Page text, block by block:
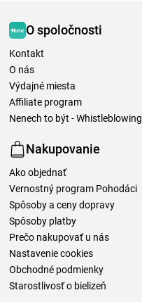
O spoločnosti
Kontakt
O nás
Výdajné miesta
Affiliate program
Nenech to být - Whistleblowing
Nakupovanie
Ako objednať
Vernostný program Pohodáci
Spôsoby a ceny dopravy
Spôsoby platby
Prečo nakupovať u nás
Nastavenie cookies
Obchodné podmienky
Starostlivosť o bielizeň